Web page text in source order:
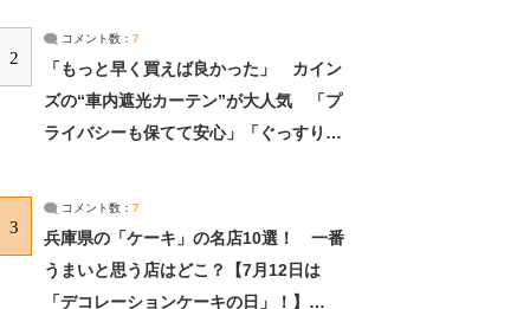
2
コメント数： 7
「もっと早く買えば良かった」 カイン
ズの“車内遮光カーテン”が大人気 「プ
ライバシーも保てて安心」「ぐっすり眠
3
コメント数： 7
兵庫県の「ケーキ」の名店10選！ 一番
うまいと思う店はどこ？【7月12日は
「デコレーションケーキの日」！】